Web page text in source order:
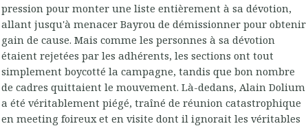
pression pour monter une liste entièrement à sa dévotion,
allant jusqu'à menacer Bayrou de démissionner pour obtenir
gain de cause. Mais comme les personnes à sa dévotion
étaient rejetées par les adhérents, les sections ont tout
simplement boycotté la campagne, tandis que bon nombre
de cadres quittaient le mouvement. Là-dedans, Alain Dolium
a été véritablement piégé, traîné de réunion catastrophique
en meeting foireux et en visite dont il ignorait les véritables